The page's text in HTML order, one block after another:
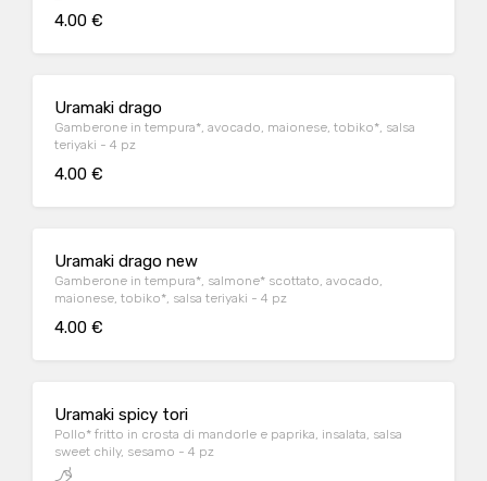
4.00 €
Uramaki drago
Gamberone in tempura*, avocado, maionese, tobiko*, salsa
teriyaki - 4 pz
4.00 €
Uramaki drago new
Gamberone in tempura*, salmone* scottato, avocado,
maionese, tobiko*, salsa teriyaki - 4 pz
4.00 €
Uramaki spicy tori
Pollo* fritto in crosta di mandorle e paprika, insalata, salsa
sweet chily, sesamo - 4 pz